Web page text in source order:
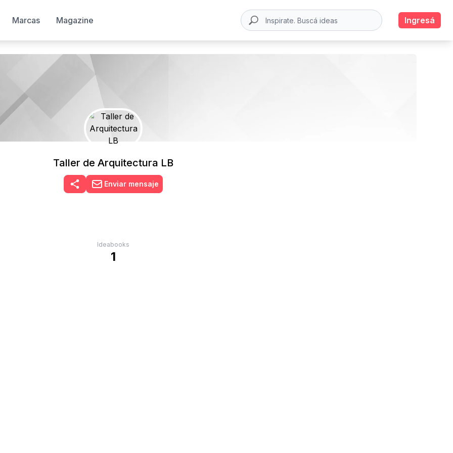
Marcas Magazine Ingresá
Taller de Arquitectura LB
Enviar mensaje
Ideabooks
1